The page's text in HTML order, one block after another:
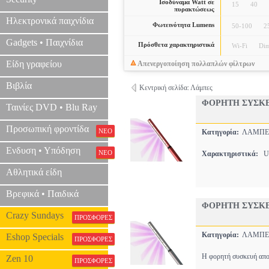
Ηλεκτρονικά παιχνίδια
Gadgets • Παιχνίδια
Είδη γραφείου
Βιβλία
Ταινίες DVD • Blu Ray
Προσωπική φροντίδα ΝΕΟ
Ενδυση • Υπόδηση ΝΕΟ
Αθλητικά είδη
Βρεφικά • Παιδικά
Crazy Sundays ΠΡΟΣΦΟΡΕΣ
Eshop Specials ΠΡΟΣΦΟΡΕΣ
Zen 10 ΠΡΟΣΦΟΡΕΣ
Ισοδύναμα Watt σε
πυρακτώσεως
15 40
Φωτεινότητα Lumens 50-100
Πρόσθετα χαρακτηριστικά Wi-Fi
Απενεργοποίηση πολλαπλών φίλτρων
Κεντρική σελίδα: Λάμπες
ΦΟΡΗΤΗ
Κατηγορία:
Χαρακτηριστικά:
ΦΟΡΗΤΗ
Κατηγορία:
Η φορητή συσκευή